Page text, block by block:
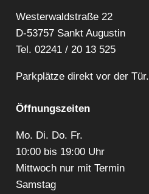
Westerwaldstraße 22
D-53757 Sankt Augustin
Tel. 02241 / 20 13 525
Parkplätze direkt vor der Tür.
Öffnungszeiten
Mo. Di. Do. Fr.
10:00 bis 19:00 Uhr
Mittwoch nur mit Termin
Samstag